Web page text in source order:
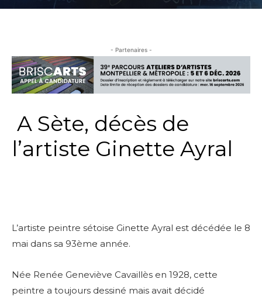
- Partenaires -
A Sète, décès de
l’artiste Ginette Ayral
L’artiste peintre sétoise Ginette Ayral est décédée le 8
mai dans sa 93ème année.
Née Renée Geneviève Cavaillès en 1928, cette
peintre a toujours dessiné mais avait décidé